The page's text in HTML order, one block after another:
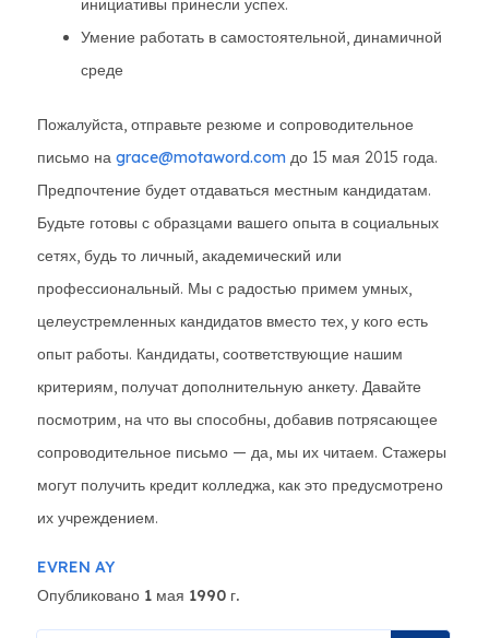
инициативы принесли успех.
Умение работать в самостоятельной, динамичной
среде
Пожалуйста, отправьте резюме и сопроводительное
письмо на grace@motaword.com до 15 мая 2015 года.
Предпочтение будет отдаваться местным кандидатам.
Будьте готовы с образцами вашего опыта в социальных
сетях, будь то личный, академический или
профессиональный. Мы с радостью примем умных,
целеустремленных кандидатов вместо тех, у кого есть
опыт работы. Кандидаты, соответствующие нашим
критериям, получат дополнительную анкету. Давайте
посмотрим, на что вы способны, добавив потрясающее
сопроводительное письмо — да, мы их читаем. Стажеры
могут получить кредит колледжа, как это предусмотрено
их учреждением.
EVREN AY
Опубликовано 1 мая 1990 г.